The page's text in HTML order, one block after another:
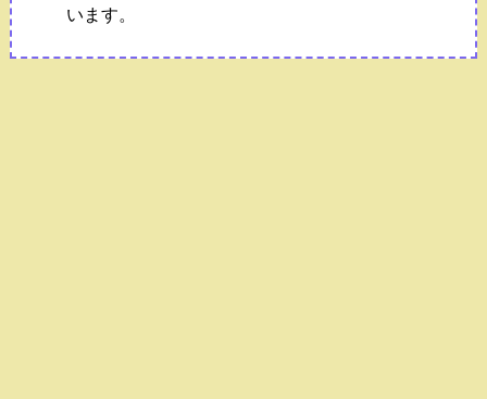
います。